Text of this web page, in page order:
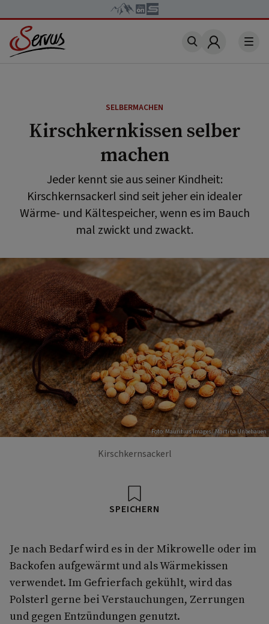
Account
SELBERMACHEN
Kirschkernkissen selber
machen
Jeder kennt sie aus seiner Kindheit:
Kirschkernsackerl sind seit jeher ein idealer
Wärme- und Kältespeicher, wenn es im Bauch
mal zwickt und zwackt.
Foto: Mauritius Images/ Martina Unbehauen
Kirschkernsackerl
SPEICHERN
Je nach Bedarf wird es in der Mikrowelle oder im
Backofen aufgewärmt und als Wärmekissen
verwendet. Im Gefrierfach gekühlt, wird das
Polsterl gerne bei Verstauchungen, Zerrungen
und gegen Entzündungen genutzt.